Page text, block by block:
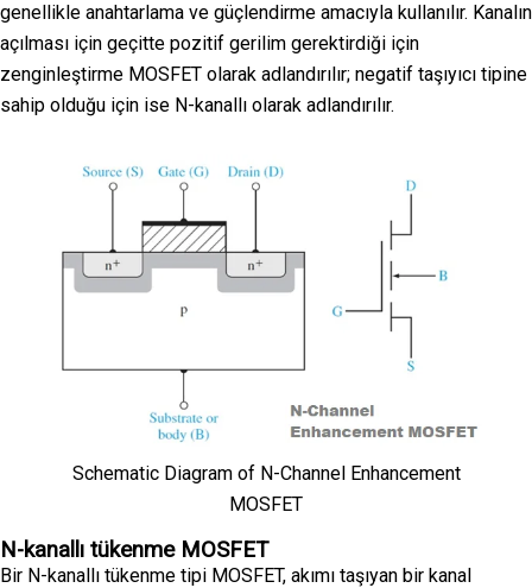
genellikle anahtarlama ve güçlendirme amacıyla kullanılır. Kanalın
açılması için geçitte pozitif gerilim gerektirdiği için
zenginleştirme MOSFET olarak adlandırılır; negatif taşıyıcı tipine
sahip olduğu için ise N-kanallı olarak adlandırılır.
Schematic Diagram of N-Channel Enhancement
MOSFET
N-kanallı tükenme MOSFET
Bir N-kanallı tükenme tipi MOSFET, akımı taşıyan bir kanal